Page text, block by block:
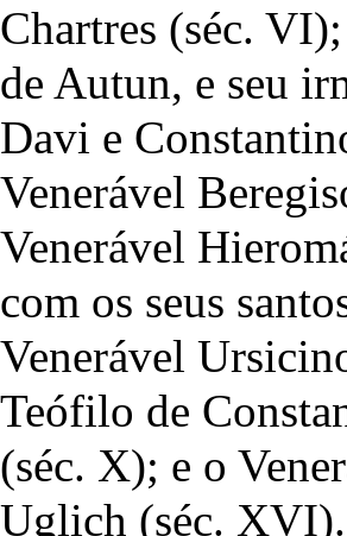
Chartres (séc.
de Autun, e seu
Davi e
Venerável
Venerável
com os seus
Venerável
Teófilo de
(séc. X); e o
Uglich (séc. XVI).